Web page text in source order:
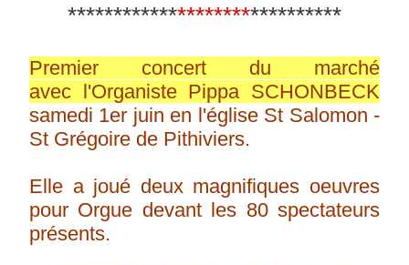
******************************
Premier concert du marché
avec l'Organiste Pippa SCHONBECK
samedi 1er juin en l'église St Salomon -
St Grégoire de Pithiviers.
Elle a joué deux magnifiques oeuvres
pour Orgue devant les 80 spectateurs
présents.